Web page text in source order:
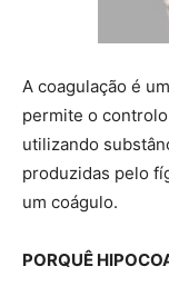
A coagulação é
permite o
utilizando
produzidas pelo
um coágulo.
PORQUÊ